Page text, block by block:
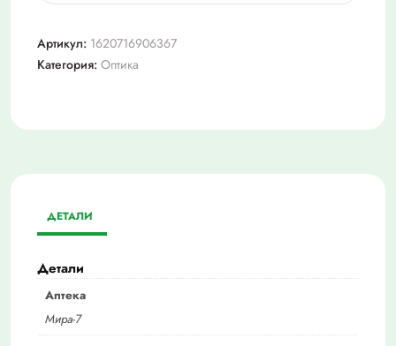
Очки
(мост183)
Артикул: 1620716906367
Категория: Оптика
ДЕТАЛИ
Детали
Аптека
Мира-7